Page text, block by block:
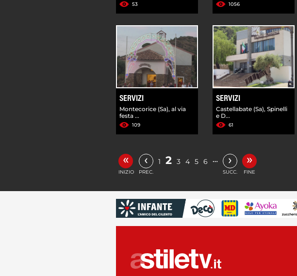
53 1056
SERVIZI
Montecorice (Sa), al via
festa ...
109
SERVIZI
Castellabate (Sa), Spinelli
e D...
61
«
INIZIO
‹
PREC.
1 2 3 4 5 6 … ›
SUCC.
»
FINE